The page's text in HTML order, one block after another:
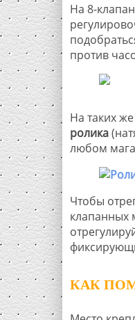
На 8-
против
На таких
ролика
любом
Чтобы
клапанных
КАК